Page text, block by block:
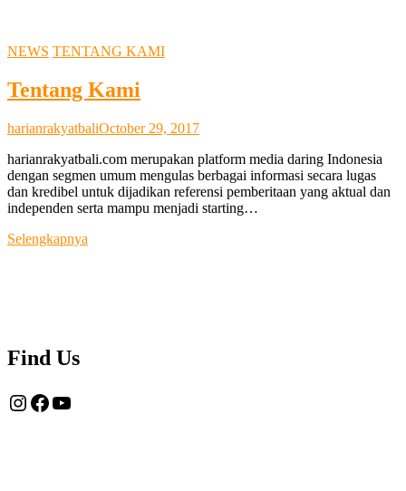
NEWS TENTANG KAMI
Tentang Kami
harianrakyatbaliOctober 29, 2017
harianrakyatbali.com merupakan platform media daring Indonesia
dengan segmen umum mengulas berbagai informasi secara lugas
dan kredibel untuk dijadikan referensi pemberitaan yang aktual dan
independen serta mampu menjadi starting…
Selengkapnya
Find Us
Instagram
Facebook
YouTube